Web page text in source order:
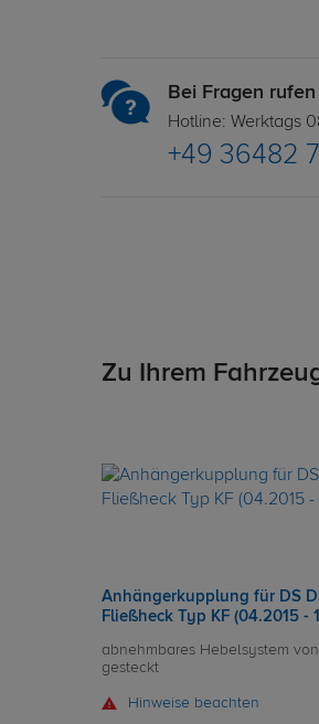
Bei Fragen
Hotline: Werktags
+49 36482
Zu Ihrem
Anhängerkupplung für DS
Fließheck Typ KF (04.2015 -
abnehmbares Hebelsystem
gesteckt
Hinweise beachten